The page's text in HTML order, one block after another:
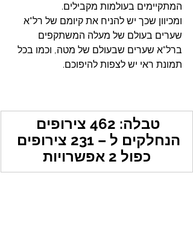
המתקיימים בעולמות מקבילים.
ומכיוון שכך יש להניח את קיומם של רל"א
שערים בעולם של מעלה המשתקפים
ברל"א שערים שבעולם של מטה, וכמו בכל
תמונת ראי יש לצפות להיפוכם.
טבלה: 462 צירופים
הנחלקים ל – 231 צירופים
כפול 2 אפשרויות